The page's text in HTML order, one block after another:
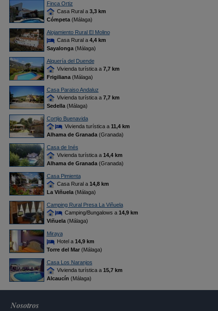
Finca Ortiz
Casa Rural a 3,3 km
Cómpeta(Málaga)
Alojamiento Rural El Molino
Casa Rural a 4,4 km
Sayalonga(Málaga)
Alquería del Duende
Vivienda turística a 7,7 km
Frigiliana(Málaga)
Casa Paraiso Andaluz
Vivienda turística a 7,7 km
Sedella(Málaga)
Cortijo Buenavida
Vivienda turística a 11,4 km
Alhama de Granada(Granada)
Casa de Inés
Vivienda turística a 14,4 km
Alhama de Granada(Granada)
Casa Pimienta
Casa Rural a 14,8 km
La Viñuela(Málaga)
Camping Rural Presa La Viñuela
Camping/Bungalows a 14,9 km
Viñuela(Málaga)
Miraya
Hotel a 14,9 km
Torre del Mar(Málaga)
Casa Los Naranjos
Vivienda turística a 15,7 km
Alcaucín (Málaga)
Nosotros